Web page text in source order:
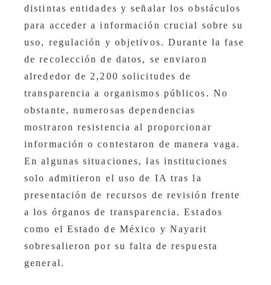
distintas entidades y señalar los obstáculos
para acceder a información crucial sobre su
uso, regulación y objetivos. Durante la fase
de recolección de datos, se enviaron
alrededor de 2,200 solicitudes de
transparencia a organismos públicos. No
obstante, numerosas dependencias
mostraron resistencia al proporcionar
información o contestaron de manera vaga.
En algunas situaciones, las instituciones
solo admitieron el uso de IA tras la
presentación de recursos de revisión frente
a los órganos de transparencia. Estados
como el Estado de México y Nayarit
sobresalieron por su falta de respuesta
general. ​